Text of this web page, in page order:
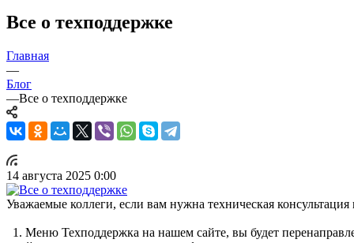
Все о техподдержке
Главная
—
Блог
—Все о техподдержке
14 августа 2025 0:00
Уважаемые коллеги, если вам нужна техническая
1. Меню Техподдержка на нашем сайте, вы будет